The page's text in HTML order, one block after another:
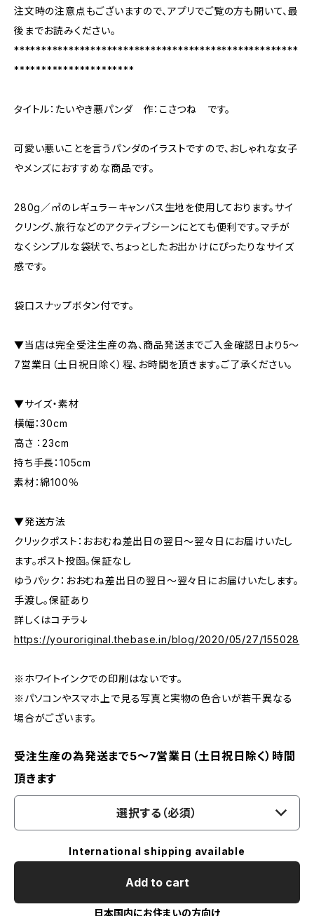
注文時の注意点もございますので、アプリでご覧の方も開いて、最
後までお読みください。
****************************************************
**********************
タイトル：たいやき悪パンダ 作：こさつね です。
可愛い悪いことを言うパンダのイラストですので、おしゃれな女子
やメンズにおすすめな商品です。
280g／㎡のレギュラーキャンバス生地を使用しております。サイ
クリング、旅行などのアクティブシーンにとても便利です。マチが
なくシンプルな袋状で、ちょっとしたお出かけにぴったりなサイズ
感です。
袋口スナップボタン付です。
▼当店は完全受注生産の為、商品発送までご入金確認日より5〜
7営業日（土日祝日除く）程、お時間を頂きます。ご了承ください。
▼サイズ・素材
横幅：30cm
高さ ：23cm
持ち手長：105cm
素材：綿100％
▼発送方法
クリックポスト：おおむね差出日の翌日〜翌々日にお届けいたし
ます。ポスト投函。保証なし
ゆうパック：おおむね差出日の翌日〜翌々日にお届けいたします。
手渡し。保証あり
詳しくはコチラ↓
https://youroriginal.thebase.in/blog/2020/05/27/155028
※ホワイトインクでの印刷はないです。
※パソコンやスマホ上で見る写真と実物の色合いが若干異なる
場合がございます。
受注生産の為発送まで5～7営業日（土日祝日除く）時間
頂きます
選択する（必須）
International shipping available
Add to cart
日本国内にお住まいの方向け